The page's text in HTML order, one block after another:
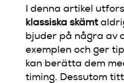
I denna artikel
klassiska skämt
bjuder på några av
exemplen och ger
kan berätta dem
timing. Dessutom